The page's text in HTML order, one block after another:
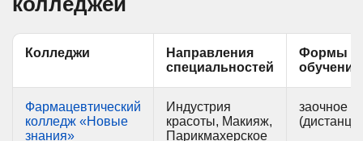
Колледжи
Направления
специальностей
Формы
обучения
Фармацевтический
колледж «Новые
знания»
Индустрия
красоты, Макияж,
Парикмахерское
заочное